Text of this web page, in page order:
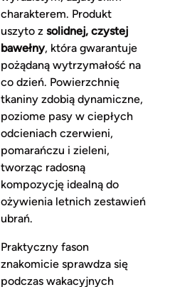
charakterem. Produkt
uszyto z solidnej, czystej
bawełny, która gwarantuje
pożądaną wytrzymałość na
co dzień. Powierzchnię
tkaniny zdobią dynamiczne,
poziome pasy w ciepłych
odcieniach czerwieni,
pomarańczu i zieleni,
tworząc radosną
kompozycję idealną do
ożywienia letnich zestawień
ubrań.
Praktyczny fason
znakomicie sprawdza się
podczas wakacyjnych